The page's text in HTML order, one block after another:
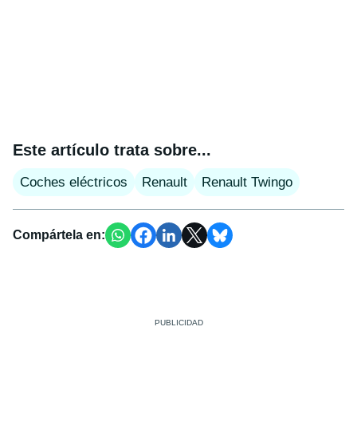
Este artículo trata sobre...
Coches eléctricos Renault Renault Twingo
Compártela en: